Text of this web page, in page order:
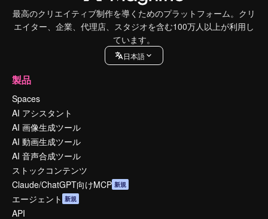
最高のクリエイティブ制作を導くためのプラットフォーム。クリ
エイター、企業、代理店、スタジオを含む100万人以上が利用し
ています。
日本語
製品
Spaces
AI アシスタント
AI 画像生成ツール
AI 動画生成ツール
AI 音声合成ツール
ストックコンテンツ
Claude/ChatGPT向けMCP 新規
エージェント 新規
API